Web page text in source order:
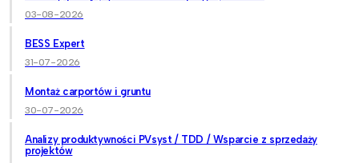
03-08-2026
BESS Expert
31-07-2026
Montaż carportów i gruntu
30-07-2026
Analizy produktywności PVsyst / TDD / Wsparcie z sprzedaży
projektów